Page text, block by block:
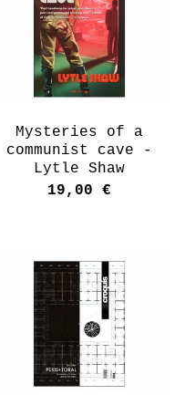
Mysteries of a
communist cave -
Lytle Shaw
19,00 €